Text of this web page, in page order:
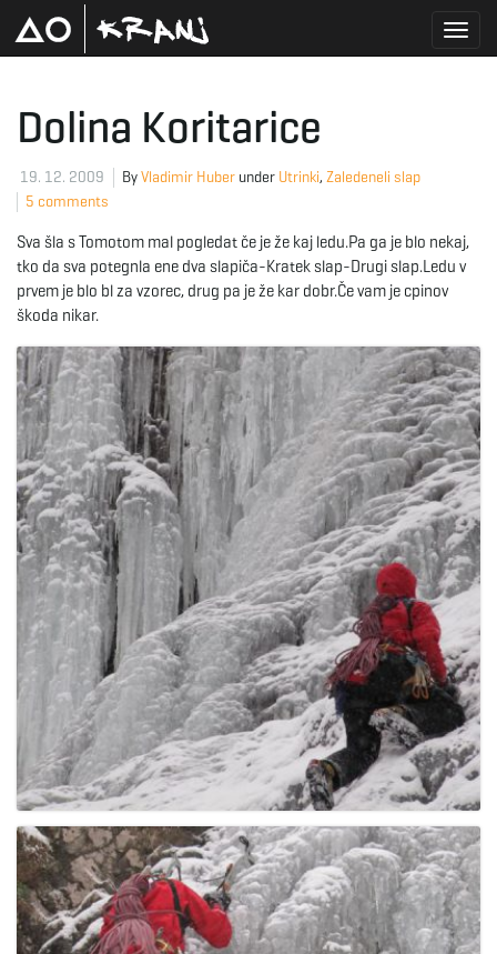
g
g
l
e
a
v
Dolina Koritarice
19. 12. 2009 ByVladimir Huber under Utrinki, Zaledeneli slap
5 comments
Sva šla s Tomotom mal pogledat če je že kaj ledu.Pa ga je blo nekaj,
tko da sva potegnla ene dva slapiča-Kratek slap-Drugi slap.Ledu v
prvem je blo bl za vzorec, drug pa je že kar dobr.Če vam je cpinov
škoda nikar.